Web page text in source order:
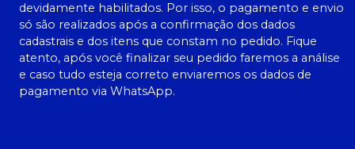
devidamente habilitados. Por isso, o pagamento e envio
só são realizados após a confirmação dos dados
cadastrais e dos itens que constam no pedido. Fique
atento, após você finalizar seu pedido faremos a análise
e caso tudo esteja correto enviaremos os dados de
pagamento via WhatsApp.